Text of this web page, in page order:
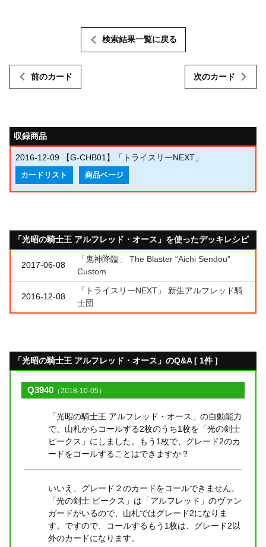
前のカード
検索結果一覧に戻る
次のカード
収録商品
2016-12-09 【G-CHB01】「トライスリーNEXT」
カードリスト 商品ページ
「光昭の騎士王 アルフレッド・オース」を使ったデッキレシピ
2017-06-08
「鬼神降臨」 The Blaster “Aichi Sendou”
Custom
2016-12-08
「トライスリーNEXT」 新生アルフレッド騎
士団
「光昭の騎士王 アルフレッド・オース」のQ&A [ 1件 ]
Q3940 （2018-10-05）
「光昭の騎士王 アルフレッド・オース」の自動能力
で、山札からコールする2枚のうち1枚を「光の剣士
ピークス」にしました。もう1枚で、グレード2のカ
ードをコールすることはできますか？
いいえ、グレード２のカードをコールできません。
「光の剣士 ピークス」は「アルフレッド」のヴァン
ガードがいるので、山札ではグレード2になりま
す。ですので、コールするもう1枚は、グレード2以
外のカードになります。